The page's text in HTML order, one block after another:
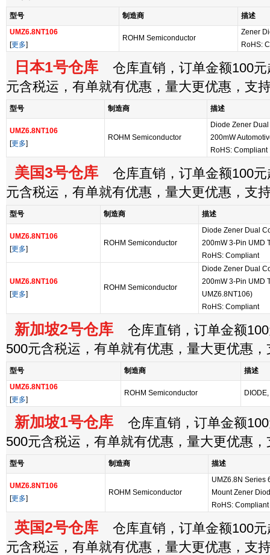
型号 制造商
描述
UMZ6.8NT106
[更多]
ROHM Semiconductor
Zener
RoHS:
日本1号仓库 仓库直销，订单金额100元
元含税运，有单就有优惠，量大更优惠，支
型号 制造商 描述
UMZ6.8NT106
[更多]
ROHM Semiconductor
Diode Zener
200mW
RoHS: Compliant
美国3号仓库 仓库直销，订单金额100元
元含税运，有单就有优惠，量大更优惠，支
型号 制造商 描述
UMZ6.8NT106
[更多]
ROHM Semiconductor
Diode Zener Dual
200mW 3-Pin UMD
RoHS: Compliant
UMZ6.8NT106
[更多]
ROHM Semiconductor
Diode Zener Dual
200mW 3-Pin UMD
UMZ6.8NT106)
RoHS: Compliant
新加坡2号仓库 仓库直销，订单金额
500元含税运，有单就有优惠，量大更优惠
型号 制造商
描述
UMZ6.8NT106
[更多]
ROHM Semiconductor
新加坡1号仓库 仓库直销，订单金额
500元含税运，有单就有优惠，量大更优惠
型号 制造商 描述
UMZ6.8NT106
[更多]
ROHM Semiconductor
UMZ6.8N Series
Mount Zener
RoHS: Compliant
英国2号仓库 仓库直销，订单金额100元
元含税运，有单就有优惠，量大更优惠，支